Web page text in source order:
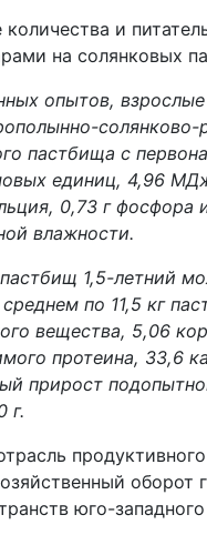
и
на солянковых
опытов,
солянково-
пастбища с
единиц, 4,96
0,73 г фосфора
влажности.
1,5-летний
по 11,5 кг
вещества, 5,06
протеина, 33,6
прирост
г.
оборот
юго-западного